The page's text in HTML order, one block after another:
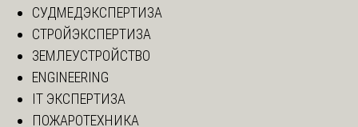
СУДМЕДЭКСПЕРТИЗА
СТРОЙЭКСПЕРТИЗА
ЗЕМЛЕУСТРОЙСТВО
ENGINEERING
IT ЭКСПЕРТИЗА
ПОЖАРОТЕХНИКА